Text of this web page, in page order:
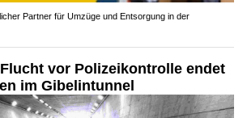
Partner für Umzüge und Entsorgung in der
vor Polizeikontrolle endet
im Gibelintunnel